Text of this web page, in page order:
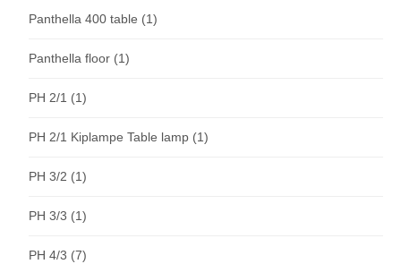
Panthella 400 table (1)
Panthella floor (1)
PH 2/1 (1)
PH 2/1 Kiplampe Table lamp (1)
PH 3/2 (1)
PH 3/3 (1)
PH 4/3 (7)